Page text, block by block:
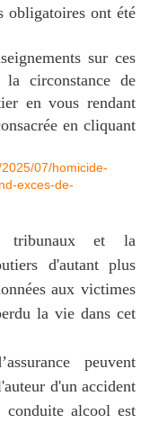
obligatoires ont été
sur ces
circonstance de
en vous rendant
en cliquant
07/homicide-
exces-de-
et la
d'autant plus
aux victimes
la vie dans cet
peuvent
d'un accident
conduite alcool est